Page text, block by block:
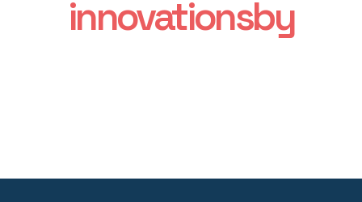
innovationsby